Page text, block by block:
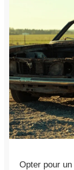
Opter pour